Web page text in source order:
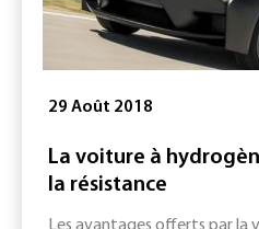
29 Août 2018
La voiture à
la résistance